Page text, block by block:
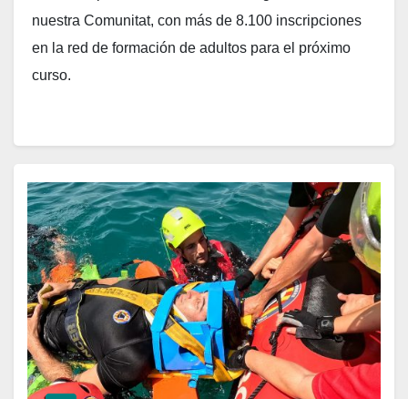
nuestra Comunitat, con más de 8.100 inscripciones
en la red de formación de adultos para el próximo
curso.